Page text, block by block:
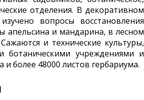
отделения. В декоративном
вопросы восстановления
и мандарина, в лесном
и технические культуры,
учреждениями и
более 48000 листов гербариума.